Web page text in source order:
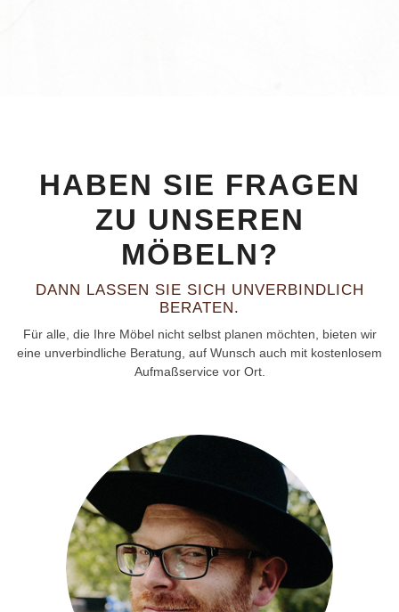
HABEN SIE FRAGEN
ZU UNSEREN
MÖBELN?
DANN LASSEN SIE SICH UNVERBINDLICH
BERATEN.
Für alle, die Ihre Möbel nicht selbst planen möchten, bieten wir
eine unverbindliche Beratung, auf Wunsch auch mit kostenlosem
Aufmaßservice vor Ort.